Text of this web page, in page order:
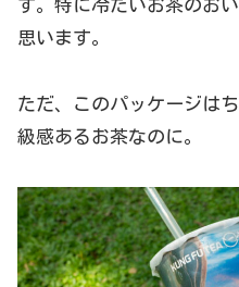
す。特に冷たいお茶のお
思います。
ただ、このパッケージは
級感あるお茶なのに。